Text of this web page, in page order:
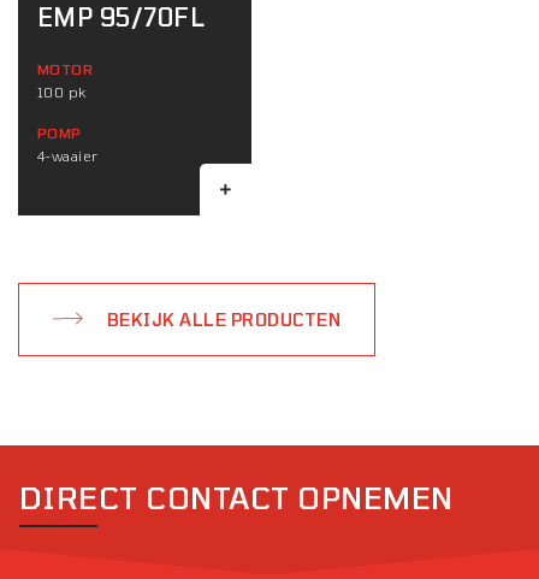
EMP 95/70FL
MOTOR
100 pk
POMP
4-waaier
BEKIJK ALLE PRODUCTEN
DIRECT CONTACT OPNEMEN